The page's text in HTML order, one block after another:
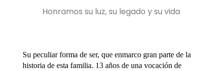
Honramos su luz, su legado y su vida
Su peculiar forma de ser, que enmarco gran parte de la
historia de esta familia. 13 años de una vocación de